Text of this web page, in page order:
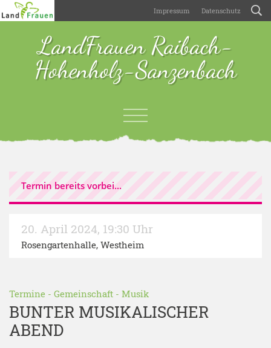
Impressum Datenschutz
LandFrauen Raibach-
Hohenholz-Sanzenbach
Termin bereits vorbei...
20. April 2024, 19:30 Uhr
Rosengartenhalle, Westheim
Termine - Gemeinschaft - Musik
BUNTER MUSIKALISCHER
ABEND